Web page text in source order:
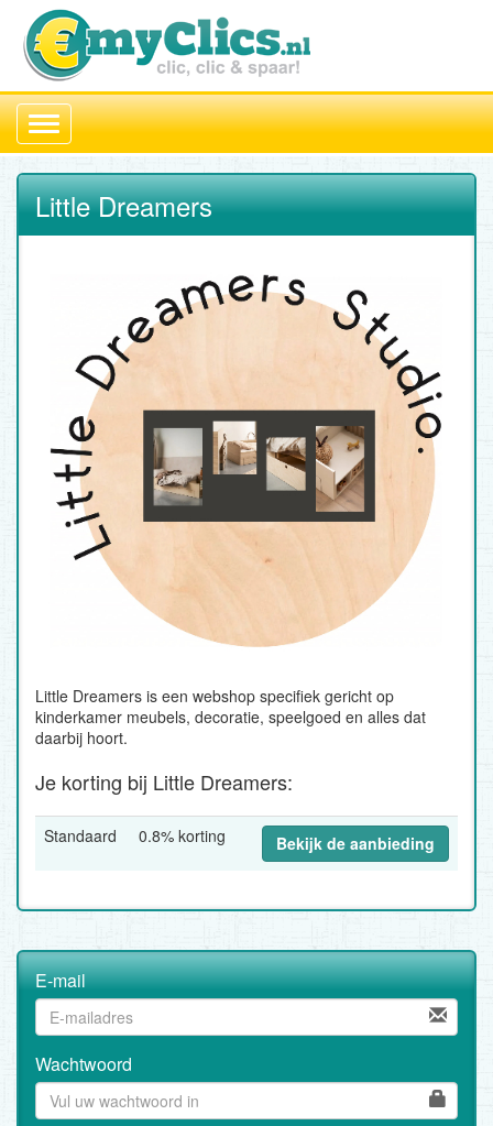
Toggle
navigation
Little Dreamers
Little Dreamers is een webshop specifiek gericht op
kinderkamer meubels, decoratie, speelgoed en alles dat
daarbij hoort.
Je korting bij Little Dreamers:
Standaard 0.8% korting Bekijk de aanbieding
E-mail
Wachtwoord